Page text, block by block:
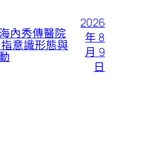
內秀傳醫院
意識形態與
2026
年 8
月 9
日